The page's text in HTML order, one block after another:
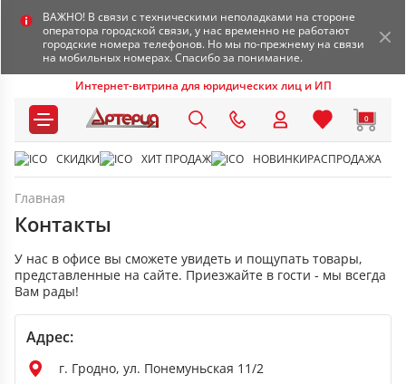
ВАЖНО! В связи с техническими неполадками на стороне
оператора городской связи, у нас временно не работают
городские номера телефонов. Но мы по-прежнему на связи
на мобильных номерах. Спасибо за понимание.
Интернет-витрина для юридических лиц и ИП
0
СКИДКИ ХИТ ПРОДАЖ НОВИНКИРАСПРОДАЖА
Главная
Контакты
У нас в офисе вы сможете увидеть и пощупать товары,
представленные на сайте. Приезжайте в гости - мы всегда
Вам рады!
Адрес:
г. Гродно, ул. Понемуньская 11/2